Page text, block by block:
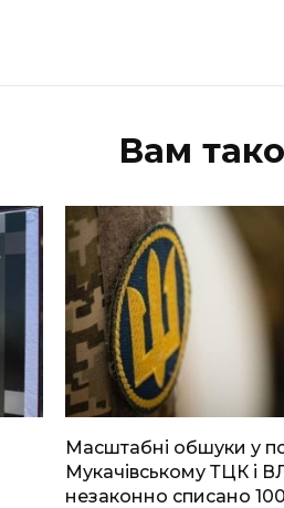
Вам
Масштабні обшуки у
Мукачівському ТЦК і
незаконно списано